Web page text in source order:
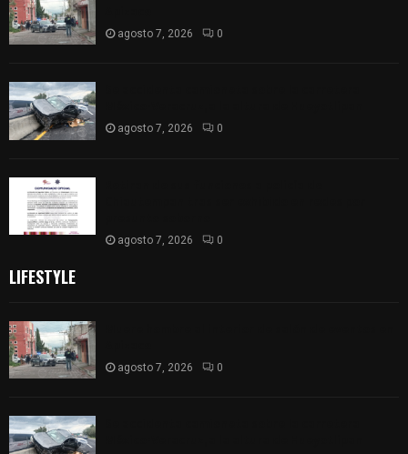
agosto 7, 2026 0
agosto 7, 2026 0
agosto 7, 2026 0
LIFESTYLE
agosto 7, 2026 0